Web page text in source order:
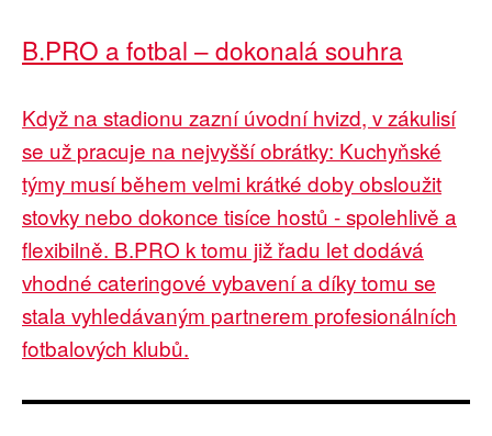
B.PRO a fotbal – dokonalá souhra
Když na stadionu zazní úvodní hvizd, v zákulisí
se už pracuje na nejvyšší obrátky: Kuchyňské
týmy musí během velmi krátké doby obsloužit
stovky nebo dokonce tisíce hostů - spolehlivě a
flexibilně. B.PRO k tomu již řadu let dodává
vhodné cateringové vybavení a díky tomu se
stala vyhledávaným partnerem profesionálních
fotbalových klubů.